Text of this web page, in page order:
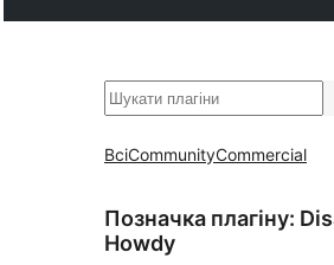
Пошук
ВсіCommunityCommercial
Позначка плагіну:
Howdy